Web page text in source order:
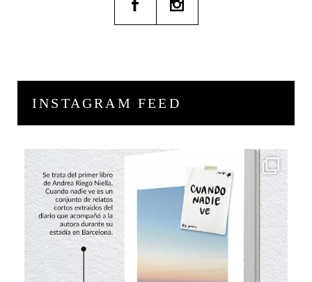
INSTAGRAM FEED